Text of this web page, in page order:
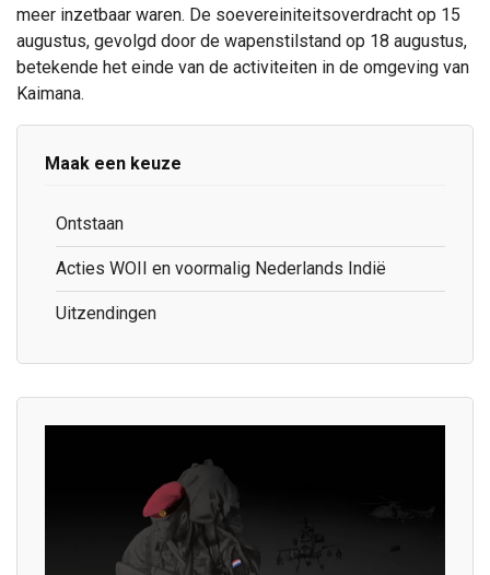
meer inzetbaar waren. De soevereiniteitsoverdracht op 15
augustus, gevolgd door de wapenstilstand op 18 augustus,
betekende het einde van de activiteiten in de omgeving van
Kaimana.
Maak een keuze
Ontstaan
Acties WOII en voormalig Nederlands Indië
Uitzendingen